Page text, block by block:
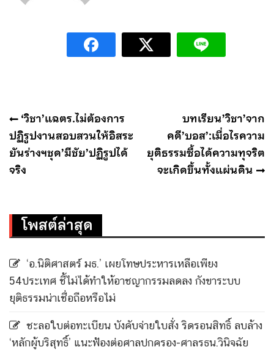
แนะแนว
เรื่อง
‘วิชา’แฉตร.ไม่ต้องการ
ปฏิรูปงานสอบสวนให้อิสระ
ยันร่างฯชุด’มีชัย’ปฏิรูปได้
จริง
บทเรียน’วิชา’จาก
คดี’บอส’:เมื่อไรความ
ยุติธรรมซื้อได้ความทุจริต
จะเกิดขึ้นทั้งแผ่นดิน
โพสต์ล่าสุด
‘อ.นิติศาสตร์ มธ.’ เผยโทษประหารเหลือเพียง
54ประเทศ ชี้ไม่ได้ทำให้อาชญากรรมลดลง กังขาระบบ
ยุติธรรมน่าเชื่อถือหรือไม่
ชะลอใบต่อทะเบียน บังคับจ่ายใบสั่ง ริดรอนสิทธิ์ ลบล้าง
‘หลักผู้บริสุทธิ์’ แนะฟ้องต่อศาลปกครอง-ศาลรธน.วินิจฉัย